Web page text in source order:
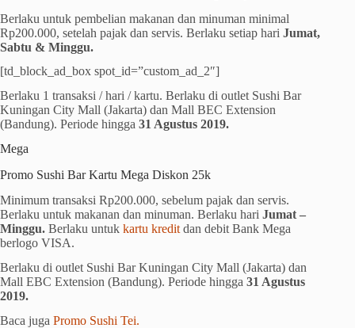
Berlaku untuk pembelian makanan dan minuman minimal
Rp200.000, setelah pajak dan servis. Berlaku setiap hari Jumat,
Sabtu & Minggu.
[td_block_ad_box spot_id=”custom_ad_2″]
Berlaku 1 transaksi / hari / kartu. Berlaku di outlet Sushi Bar
Kuningan City Mall (Jakarta) dan Mall BEC Extension
(Bandung). Periode hingga 31 Agustus 2019.
Mega
Promo Sushi Bar Kartu Mega Diskon 25k
Minimum transaksi Rp200.000, sebelum pajak dan servis.
Berlaku untuk makanan dan minuman. Berlaku hari Jumat –
Minggu. Berlaku untuk kartu kreditdan debit Bank Mega
berlogo VISA.
Berlaku di outlet Sushi Bar Kuningan City Mall (Jakarta) dan
Mall EBC Extension (Bandung). Periode hingga 31 Agustus
2019.
Baca juga Promo Sushi Tei.